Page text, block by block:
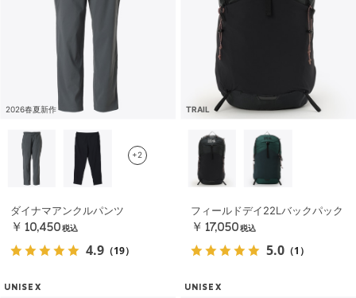
2026春夏新作
+2
ダイナマアンクルパンツ
￥10,450 税込
4.9 （19）
TRAIL
フィールドデイ22Lバックパック
￥17,050 税込
5.0 （1）
UNISEX UNISEX